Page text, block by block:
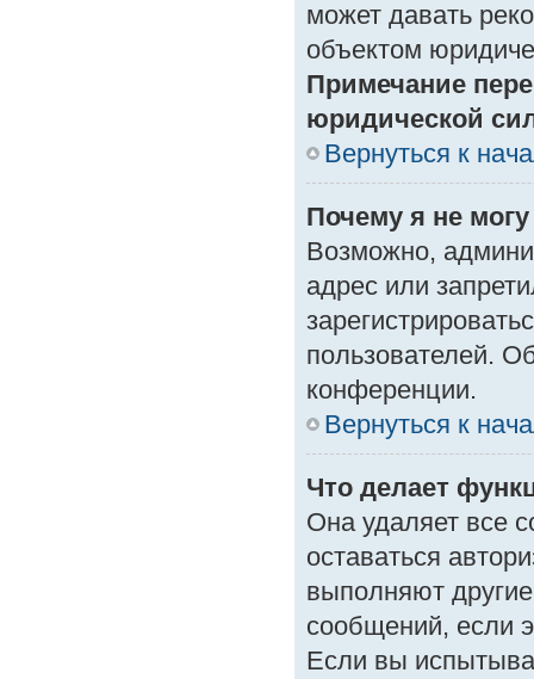
может давать
объектом
Примечание
юридической
Вернуться к
Почему я не
Возможно,
адрес или
пользователей.
конференции.
Вернуться к
Что делает
Она удаляет все
оставаться
выполняют
сообщений, если
Если вы